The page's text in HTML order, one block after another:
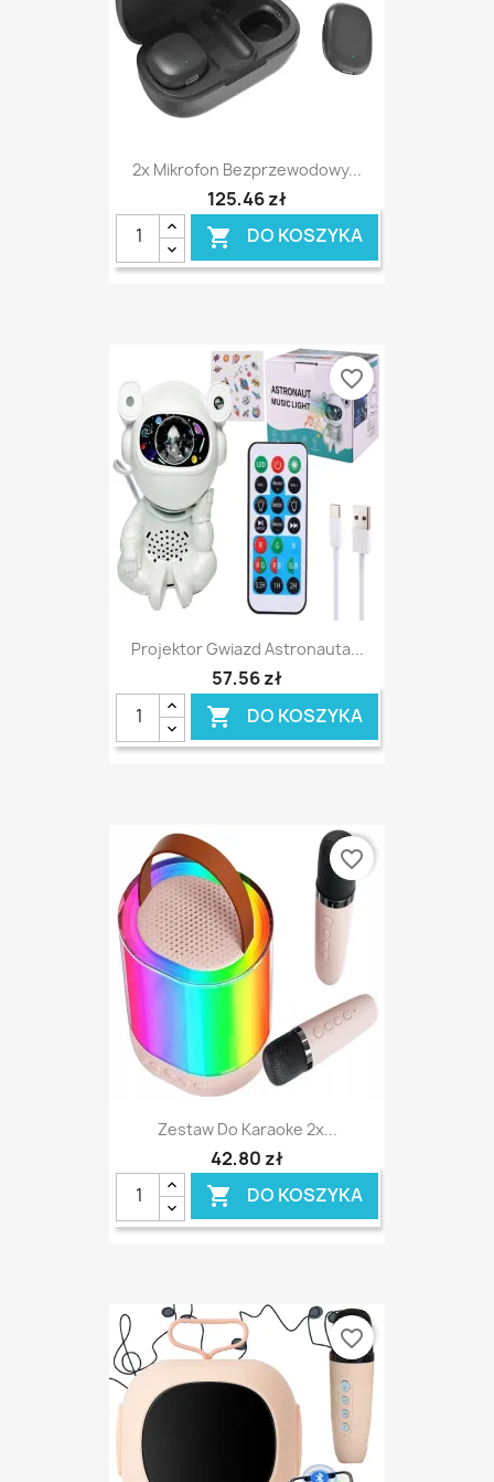
2x Mikrofon Bezprzewodowy...
125,46 zł
 DO KOSZYKA
Projektor Gwiazd Astronauta...
57,56 zł
 DO KOSZYKA
favorite_border
Zestaw Do Karaoke 2x...
42,80 zł
 DO KOSZYKA
favorite_border
favorite_border